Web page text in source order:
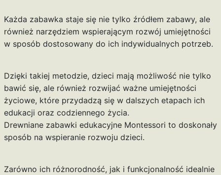
Każda zabawka staje się nie tylko źródłem zabawy, ale
również narzędziem wspierającym rozwój umiejętności
w sposób dostosowany do ich indywidualnych potrzeb.
Dzięki takiej metodzie, dzieci mają możliwość nie tylko
bawić się, ale również rozwijać ważne umiejętności
życiowe, które przydadzą się w dalszych etapach ich
edukacji oraz codziennego życia.
Drewniane zabawki edukacyjne Montessori to doskonały
sposób na wspieranie rozwoju dzieci.
Zarówno ich różnorodność, jak i funkcjonalność idealnie